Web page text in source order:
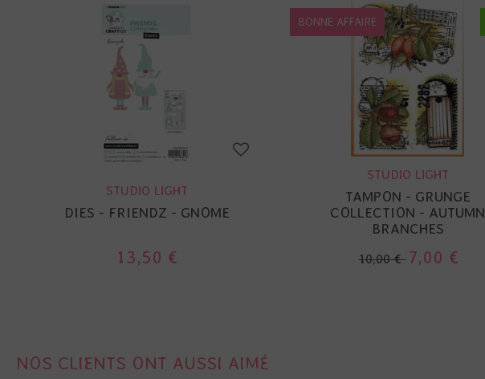
STUDIO LIGHT
DIES - FRIENDZ - GNOME
13,50 €
BONNE AFFAIRE
STUDIO LIGHT
TAMPON - GRUNGE
COLLECTION - AUTUMN
BRANCHES
10,00 € 7,00 €
NOS CLIENTS ONT AUSSI AIMÉ